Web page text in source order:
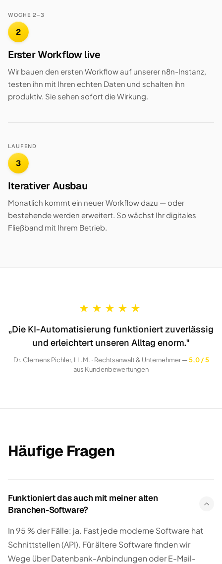
WOCHE 2–3
2
Erster Workflow live
Wir bauen den ersten Workflow auf unserer n8n-Instanz,
testen ihn mit Ihren echten Daten und schalten ihn
produktiv. Sie sehen sofort die Wirkung.
LAUFEND
3
Iterativer Ausbau
Monatlich kommt ein neuer Workflow dazu — oder
bestehende werden erweitert. So wächst Ihr digitales
Fließband mit Ihrem Betrieb.
★ ★ ★ ★ ★
„Die KI-Automatisierung funktioniert zuverlässig
und erleichtert unseren Alltag enorm."
Dr. Clemens Pichler, LL.M. · Rechtsanwalt & Unternehmer —5,0 / 5
aus Kundenbewertungen
Häufige Fragen
Funktioniert das auch mit meiner alten
Branchen-Software?
In 95 % der Fälle: ja. Fast jede moderne Software hat
Schnittstellen (API). Für ältere Software finden wir
Wege über Datenbank-Anbindungen oder E-Mail-